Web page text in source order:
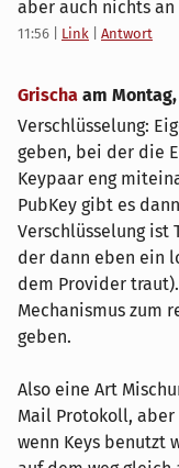
aber auch nichts
11:56 Link Antwort
Grischa am Montag,
Verschlüsselung:
geben, bei der die
Keypaar eng
PubKey gibt es
Verschlüsselung ist
der dann eben ein
dem Provider
Mechanismus zum
geben.
Also eine Art
Mail Protokoll,
wenn Keys benutzt